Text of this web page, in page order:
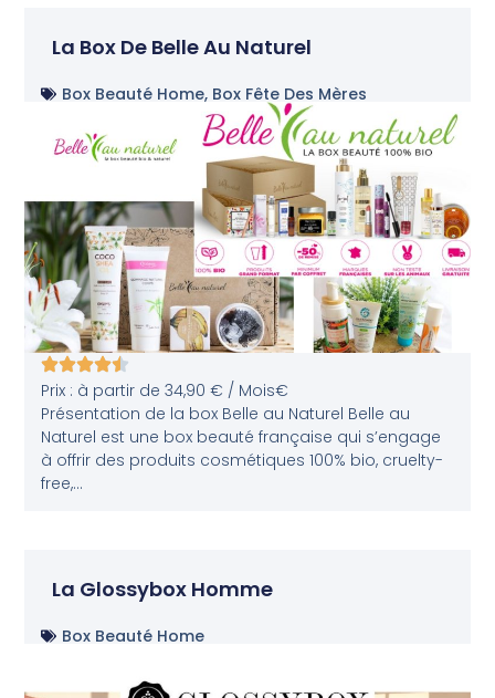
La Box De Belle Au Naturel
Box Beauté Home, Box Fête Des Mères
Prix : à partir de 34,90 € / Mois€
Présentation de la box Belle au Naturel Belle au
Naturel est une box beauté française qui s’engage
à offrir des produits cosmétiques 100% bio, cruelty-
free,...
La Glossybox Homme
Box Beauté Home